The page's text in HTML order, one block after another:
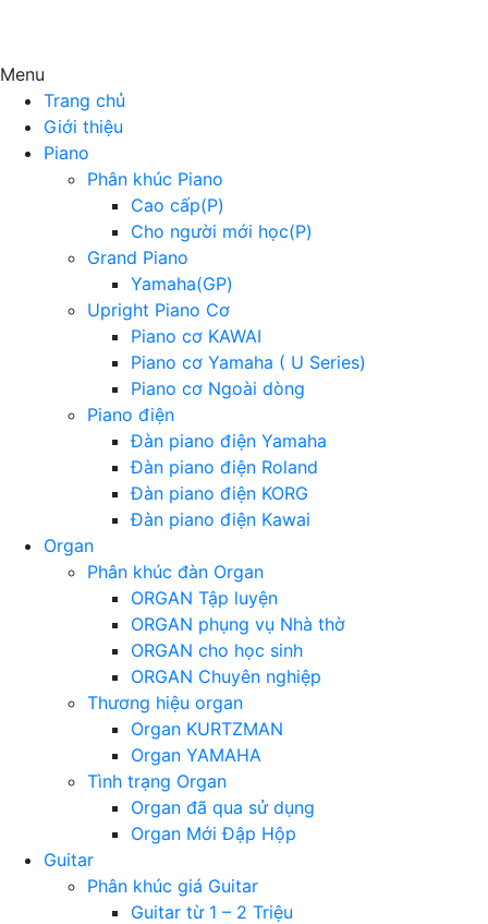
Menu
Trang chủ
Giới thiệu
Piano
Phân khúc Piano
Cao cấp(P)
Cho người mới học(P)
Grand Piano
Yamaha(GP)
Upright Piano Cơ
Piano cơ KAWAI
Piano cơ Yamaha ( U Series)
Piano cơ Ngoài dòng
Piano điện
Đàn piano điện Yamaha
Đàn piano điện Roland
Đàn piano điện KORG
Đàn piano điện Kawai
Organ
Phân khúc đàn Organ
ORGAN Tập luyện
ORGAN phụng vụ Nhà thờ
ORGAN cho học sinh
ORGAN Chuyên nghiệp
Thương hiệu organ
Organ KURTZMAN
Organ YAMAHA
Tình trạng Organ
Organ đã qua sử dụng
Organ Mới Đập Hộp
Guitar
Phân khúc giá Guitar
Guitar từ 1 – 2 Triệu